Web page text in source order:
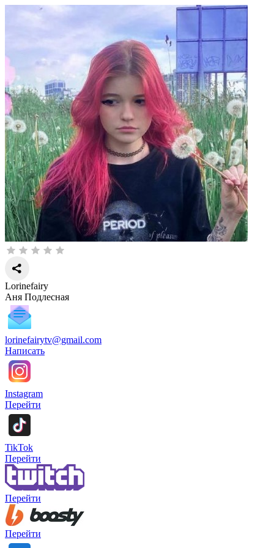
Lorinefairy
Аня Подлесная
lorinefairytv@gmail.com
Написать
Instagram
Перейти
TikTok
Перейти
Перейти
Перейти